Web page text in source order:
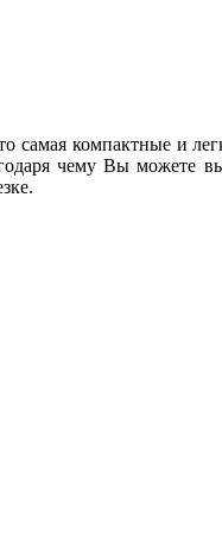
самая компактные и
чему Вы можете